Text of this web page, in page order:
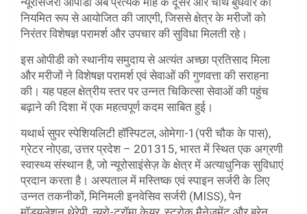
नियमित रूप से आयोजित की जाएगी, जिससे क्षेत्र के मरीजों को
निरंतर विशेषज्ञ परामर्श और उपचार की सुविधा मिलती रहे।
इस ओपीडी को स्थानीय समुदाय से अत्यंत अच्छा प्रतिसाद मिला
और मरीजों ने विशेषज्ञ परामर्श एवं सेवाओं की गुणवत्ता की सराहना
की। यह पहल क्षेत्रीय स्तर पर उन्नत चिकित्सा सेवाओं की पहुंच
बढ़ाने की दिशा में एक महत्वपूर्ण कदम साबित हुई।
यथार्थ सुपर स्पेशियलिटी हॉस्पिटल, ओमेगा-1(परी चौक के पास),
ग्रेटर नोएडा, उत्तर प्रदेश – 201315, भारत में स्थित एक अग्रणी
स्वास्थ्य संस्थान है, जो न्यूरोसाइंसेज़ के क्षेत्र में अत्याधुनिक सुविधाएं
प्रदान करता है। अस्पताल में मस्तिष्क एवं स्पाइन सर्जरी के लिए
उन्नत तकनीकों, मिनिमली इनवेसिव सर्जरी (MISS), पेन